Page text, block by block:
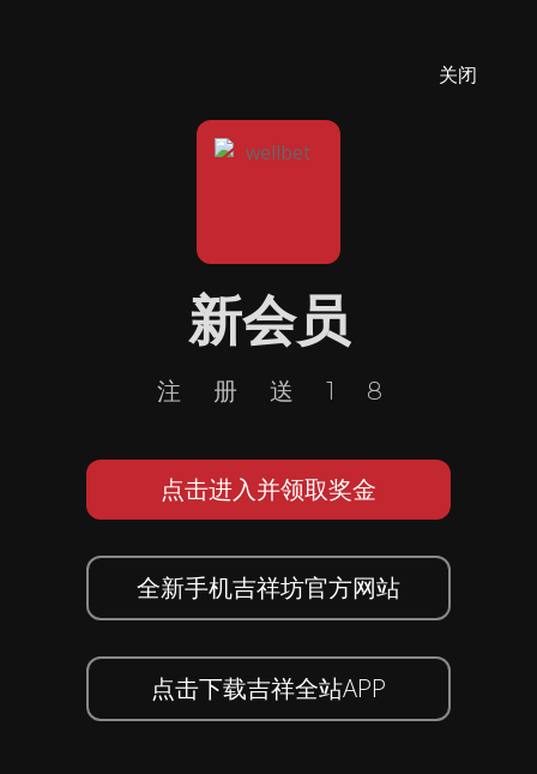
关闭
新会员
注册送18
点击进入并领取奖金
全新手机吉祥坊官方网站
点击下载吉祥全站APP